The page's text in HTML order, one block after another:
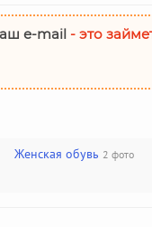
е-mail - это
Женская обувь 2 фото